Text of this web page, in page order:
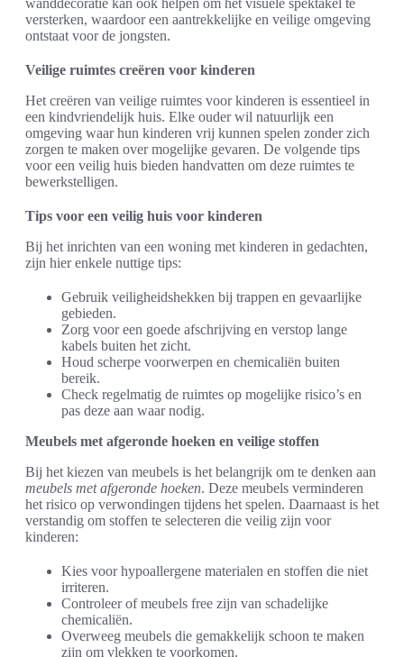
wanddecoratie kan ook helpen om het visuele spektakel te
versterken, waardoor een aantrekkelijke en veilige omgeving
ontstaat voor de jongsten.
Veilige ruimtes creëren voor kinderen
Het creëren van veilige ruimtes voor kinderen is essentieel in
een kindvriendelijk huis. Elke ouder wil natuurlijk een
omgeving waar hun kinderen vrij kunnen spelen zonder zich
zorgen te maken over mogelijke gevaren. De volgende tips
voor een veilig huis bieden handvatten om deze ruimtes te
bewerkstelligen.
Tips voor een veilig huis voor kinderen
Bij het inrichten van een woning met kinderen in gedachten,
zijn hier enkele nuttige tips:
Gebruik veiligheidshekken bij trappen en gevaarlijke
gebieden.
Zorg voor een goede afschrijving en verstop lange
kabels buiten het zicht.
Houd scherpe voorwerpen en chemicaliën buiten
bereik.
Check regelmatig de ruimtes op mogelijke risico’s en
pas deze aan waar nodig.
Meubels met afgeronde hoeken en veilige stoffen
Bij het kiezen van meubels is het belangrijk om te denken aan
meubels met afgeronde hoeken. Deze meubels verminderen
het risico op verwondingen tijdens het spelen. Daarnaast is het
verstandig om stoffen te selecteren die veilig zijn voor
kinderen:
Kies voor hypoallergene materialen en stoffen die niet
irriteren.
Controleer of meubels free zijn van schadelijke
chemicaliën.
Overweeg meubels die gemakkelijk schoon te maken
zijn om vlekken te voorkomen.